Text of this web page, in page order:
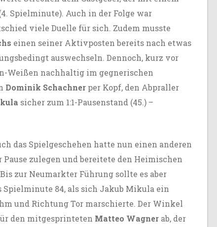
Spielminute). Auch in der Folge war
viele Duelle für sich. Zudem musste
einen seiner Aktivposten bereits nach etwas
auswechseln. Dennoch, kurz vor
Weißen nachhaltig im gegnerischen
Dominik Schachner per Kopf, den Abpraller
sicher zum 1:1-Pausenstand (45.) –
das Spielgeschehen hatte nun einen anderen
Pause zulegen und bereitete den Heimischen
zur Neumarkter Führung sollte es aber
Spielminute 84, als sich Jakub Mikula ein
und Richtung Tor marschierte. Der Winkel
den mitgesprinteten Matteo Wagner ab, der